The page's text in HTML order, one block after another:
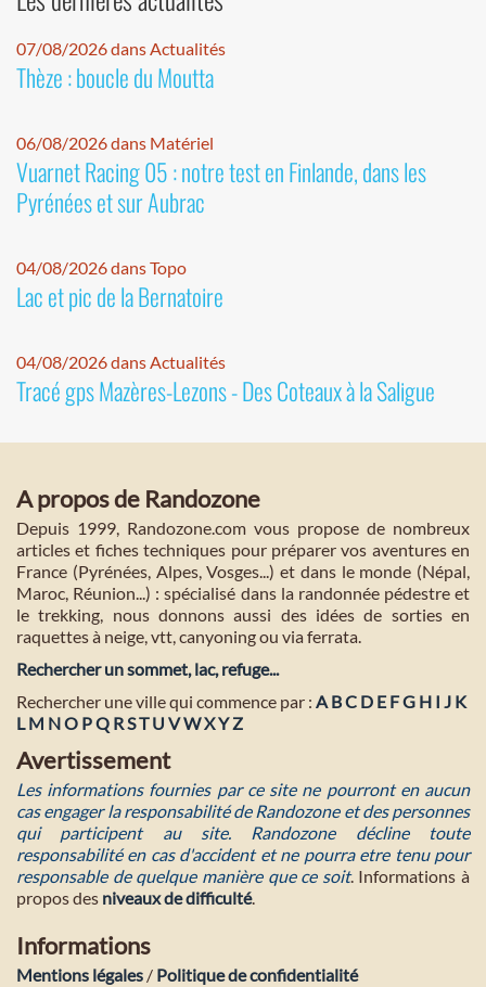
07/08/2026 dans Actualités
Thèze : boucle du Moutta
06/08/2026 dans Matériel
Vuarnet Racing 05 : notre test en Finlande, dans les
Pyrénées et sur Aubrac
04/08/2026 dans Topo
Lac et pic de la Bernatoire
04/08/2026 dans Actualités
Tracé gps Mazères-Lezons - Des Coteaux à la Saligue
A propos de Randozone
Depuis 1999, Randozone.com vous propose de nombreux
articles et fiches techniques pour préparer vos aventures en
France (Pyrénées, Alpes, Vosges...) et dans le monde (Népal,
Maroc, Réunion...) : spécialisé dans la randonnée pédestre et
le trekking, nous donnons aussi des idées de sorties en
raquettes à neige, vtt, canyoning ou via ferrata.
Rechercher un sommet, lac, refuge...
Rechercher une ville qui commence par : A BC D E FG H I J K
L M NO PQ RST U VWXYZ
Avertissement
Les informations fournies par ce site ne pourront en aucun
cas engager la responsabilité de Randozone et des personnes
qui participent au site. Randozone décline toute
responsabilité en cas d'accident et ne pourra etre tenu pour
responsable de quelque manière que ce soit. Informations à
propos des niveaux de difficulté.
Informations
Mentions légales / Politique de confidentialité